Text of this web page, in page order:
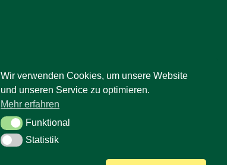
Wir verwenden Cookies, um unsere Website
und unseren Service zu optimieren.
Mehr erfahren
FunktionalFunktional
StatistikStatistik